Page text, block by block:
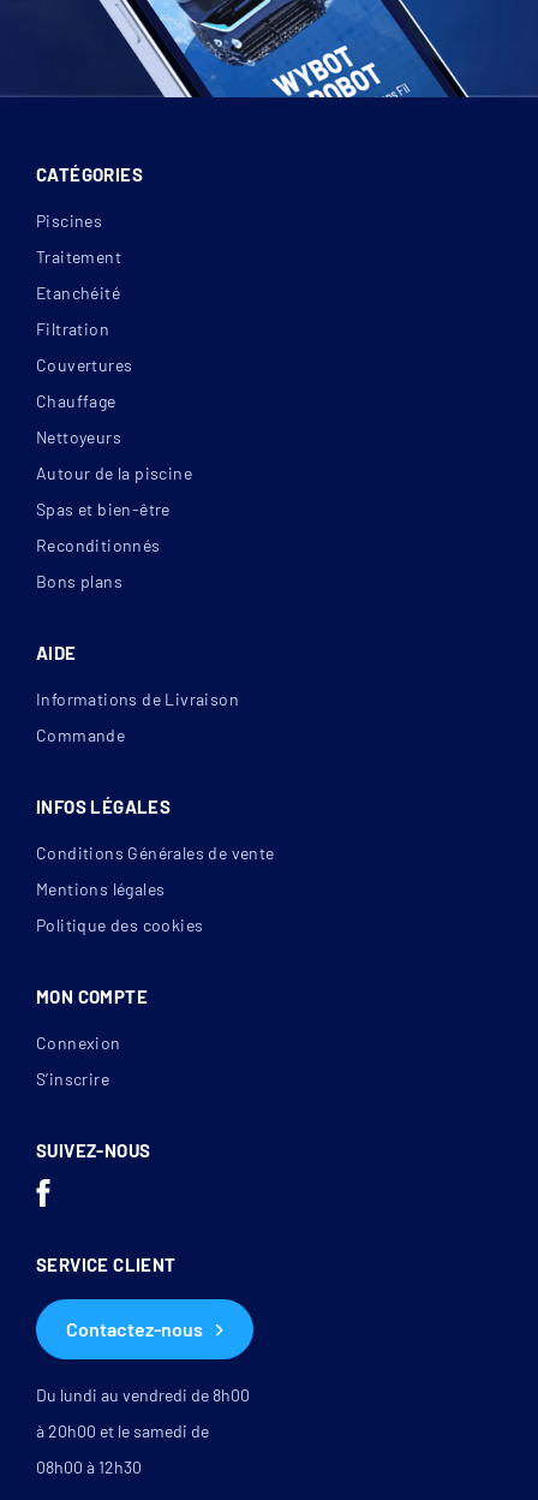
CATÉGORIES
Piscines
Traitement
Etanchéité
Filtration
Couvertures
Chauffage
Nettoyeurs
Autour de la piscine
Spas et bien-être
Reconditionnés
Bons plans
AIDE
Informations de Livraison
Commande
INFOS LÉGALES
Conditions Générales de vente
Mentions légales
Politique des cookies
MON COMPTE
Connexion
S’inscrire
SUIVEZ-NOUS
SERVICE CLIENT
Contactez-nous
Du lundi au vendredi de 8h00
à 20h00 et le samedi de
08h00 à 12h30